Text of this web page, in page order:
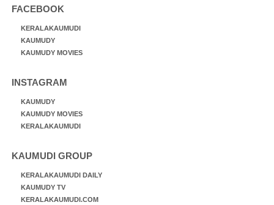
FACEBOOK
KERALAKAUMUDI
KAUMUDY
KAUMUDY MOVIES
INSTAGRAM
KAUMUDY
KAUMUDY MOVIES
KERALAKAUMUDI
KAUMUDI GROUP
KERALAKAUMUDI DAILY
KAUMUDY TV
KERALAKAUMUDI.COM